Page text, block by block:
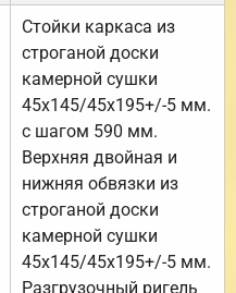
Стойки каркаса из
строганой доски
камерной сушки
45х145/45х195+/-5 мм.
с шагом 590 мм.
Верхняя двойная и
нижняя обвязки из
строганой доски
камерной сушки
45х145/45х195+/-5 мм.
Разгрузочный ригель